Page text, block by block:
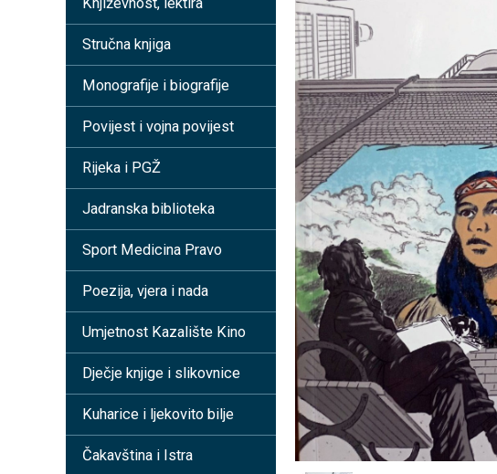
Stručna knjiga
Monografije i biografije
Povijest i vojna povijest
Rijeka i PGŽ
Jadranska biblioteka
Sport Medicina Pravo
Poezija, vjera i nada
Umjetnost Kazalište Kino
Dječje knjige i slikovnice
Kuharice i ljekovito bilje
Čakavština i Istra